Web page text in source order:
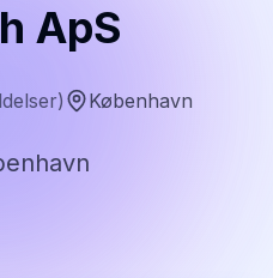
ApS
København